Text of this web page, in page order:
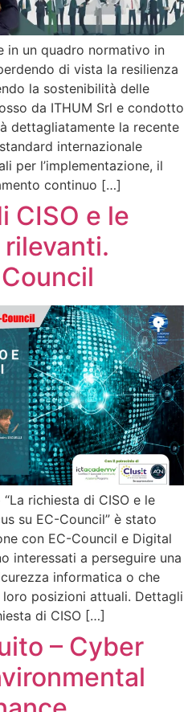
in un quadro normativo in
di vista la resilienza
la sostenibilità delle
da ITHUM Srl e condotto
dettagliatamente la recente
internazionale
per l’implementazione, il
continuo […]
CISO e le
richiesta di CISO e le
su EC-Council” è stato
con EC-Council e Digital
interessati a perseguire una
informatica o che
posizioni attuali. Dettagli
di CISO […]
– Cyber